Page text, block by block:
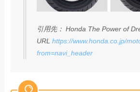
引用先： Honda The Power of
URLhttps://www.honda.co.jp/
from=navi_header